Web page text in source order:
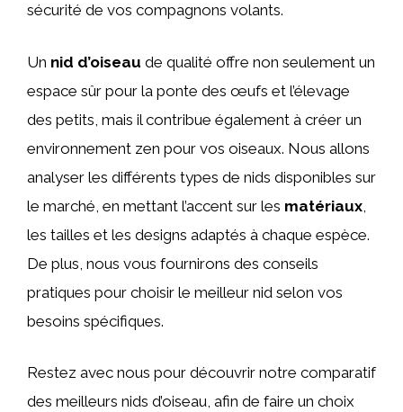
sécurité de vos compagnons volants.
Un nid d’oiseau de qualité offre non seulement un
espace sûr pour la ponte des œufs et l’élevage
des petits, mais il contribue également à créer un
environnement zen pour vos oiseaux. Nous allons
analyser les différents types de nids disponibles sur
le marché, en mettant l’accent sur les matériaux
les tailles et les designs adaptés à chaque espèce.
De plus, nous vous fournirons des conseils
pratiques pour choisir le meilleur nid selon vos
besoins spécifiques.
Restez avec nous pour découvrir notre comparatif
des meilleurs nids d’oiseau, afin de faire un choix